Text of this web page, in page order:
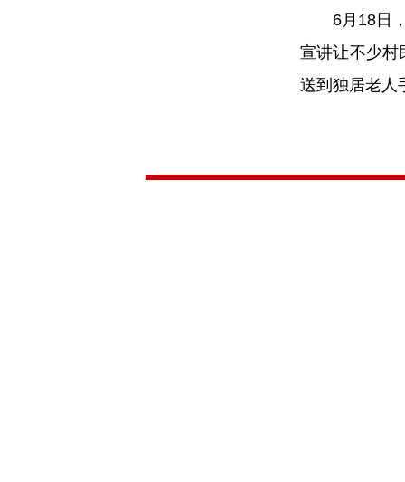
6月18日
宣讲让不少村
送到独居老人